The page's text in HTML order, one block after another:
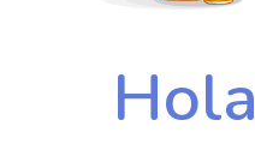
Hola
Hello